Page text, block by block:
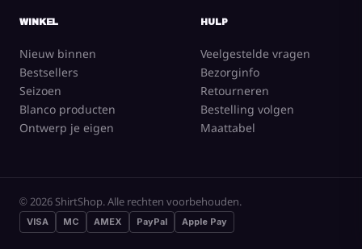
WINKEL
Nieuw binnen
Bestsellers
Seizoen
Blanco producten
Ontwerp je eigen
HULP
Veelgestelde vragen
Bezorginfo
Retourneren
Bestelling volgen
Maattabel
© 2026 ShirtShop. Alle rechten voorbehouden.
VISA MC AMEX PayPal Apple Pay